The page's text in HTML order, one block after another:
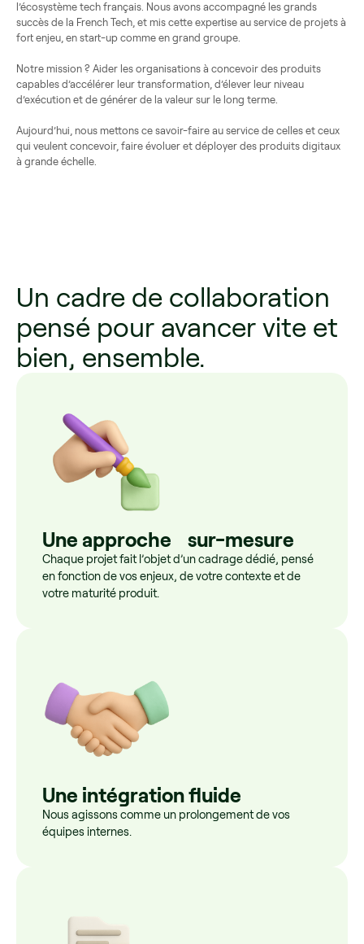
l’écosystème tech français. Nous avons accompagné les grands
succès de la French Tech, et mis cette expertise au service de projets à
fort enjeu, en start-up comme en grand groupe.
Notre mission ? Aider les organisations à concevoir des produits
capables d’accélérer leur transformation, d’élever leur niveau
d’exécution et de générer de la valeur sur le long terme.
Aujourd’hui, nous mettons ce savoir-faire au service de celles et ceux
qui veulent concevoir, faire évoluer et déployer des produits digitaux
à grande échelle.
Un cadre de collaboration
pensé pour avancer vite et
bien, ensemble.
Une approche sur-mesure
Chaque projet fait l’objet d’un cadrage dédié, pensé
en fonction de vos enjeux, de votre contexte et de
votre maturité produit.
Une intégration fluide
Nous agissons comme un prolongement de vos
équipes internes.